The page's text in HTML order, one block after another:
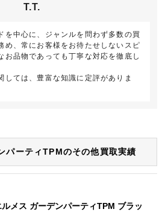
T.T.
を中心に、ジャンルを問わず多数の買
め、常にお客様をお待たせしないスピ
お品物であっても丁寧な対応を徹底し
しては、豊富な知識に定評がありま
パーティTPMのその他買取実績
ルメス ガーデンパーティTPM ブラッ